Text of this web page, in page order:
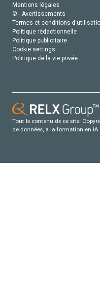
Mentions légales
© - Avertissements
Termes et conditions
Politique rédactionnelle
Politique publicitaire
Cookie settings
Politique de la vie privée
Tout le contenu de ce site:
de données, a la formation en